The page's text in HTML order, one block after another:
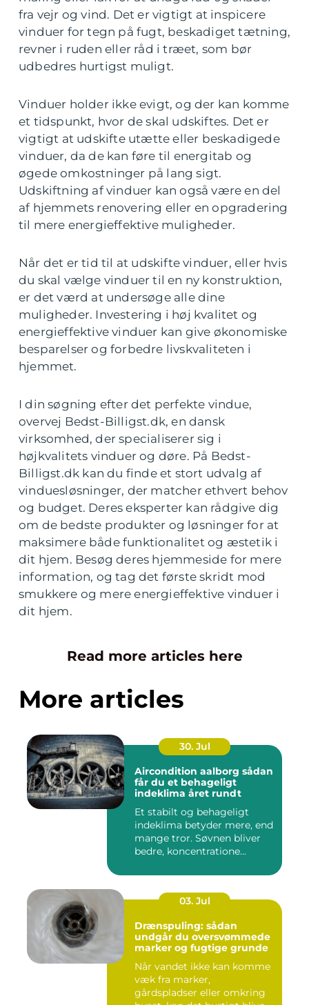
fra vejr og vind. Det er vigtigt at inspicere
vinduer for tegn på fugt, beskadiget tætning,
revner i ruden eller råd i træet, som bør
udbedres hurtigst muligt.
Vinduer holder ikke evigt, og der kan komme
et tidspunkt, hvor de skal udskiftes. Det er
vigtigt at udskifte utætte eller beskadigede
vinduer, da de kan føre til energitab og
øgede omkostninger på lang sigt.
Udskiftning af vinduer kan også være en del
af hjemmets renovering eller en opgradering
til mere energieffektive muligheder.
Når det er tid til at udskifte vinduer, eller hvis
du skal vælge vinduer til en ny konstruktion,
er det værd at undersøge alle dine
muligheder. Investering i høj kvalitet og
energieffektive vinduer kan give økonomiske
besparelser og forbedre livskvaliteten i
hjemmet.
I din søgning efter det perfekte vindue,
overvej Bedst-Billigst.dk, en dansk
virksomhed, der specialiserer sig i
højkvalitets vinduer og døre. På Bedst-
Billigst.dk kan du finde et stort udvalg af
vinduesløsninger, der matcher ethvert behov
og budget. Deres eksperter kan rådgive dig
om de bedste produkter og løsninger for at
maksimere både funktionalitet og æstetik i
dit hjem. Besøg deres hjemmeside for mere
information, og tag det første skridt mod
smukkere og mere energieffektive vinduer i
dit hjem.
Read more articles here
More articles
30. Jul
Aircondition aalborg sådan
får du et behageligt
indeklima året rundt
Et stabilt og behageligt
indeklima betyder mere, end
mange tror. Søvnen bliver
bedre, koncentratione...
03. Jul
Drænspuling: sådan
undgår du oversvømmede
marker og fugtige grunde
Når vandet ikke kan komme
væk fra marker,
gårdspladser eller omkring